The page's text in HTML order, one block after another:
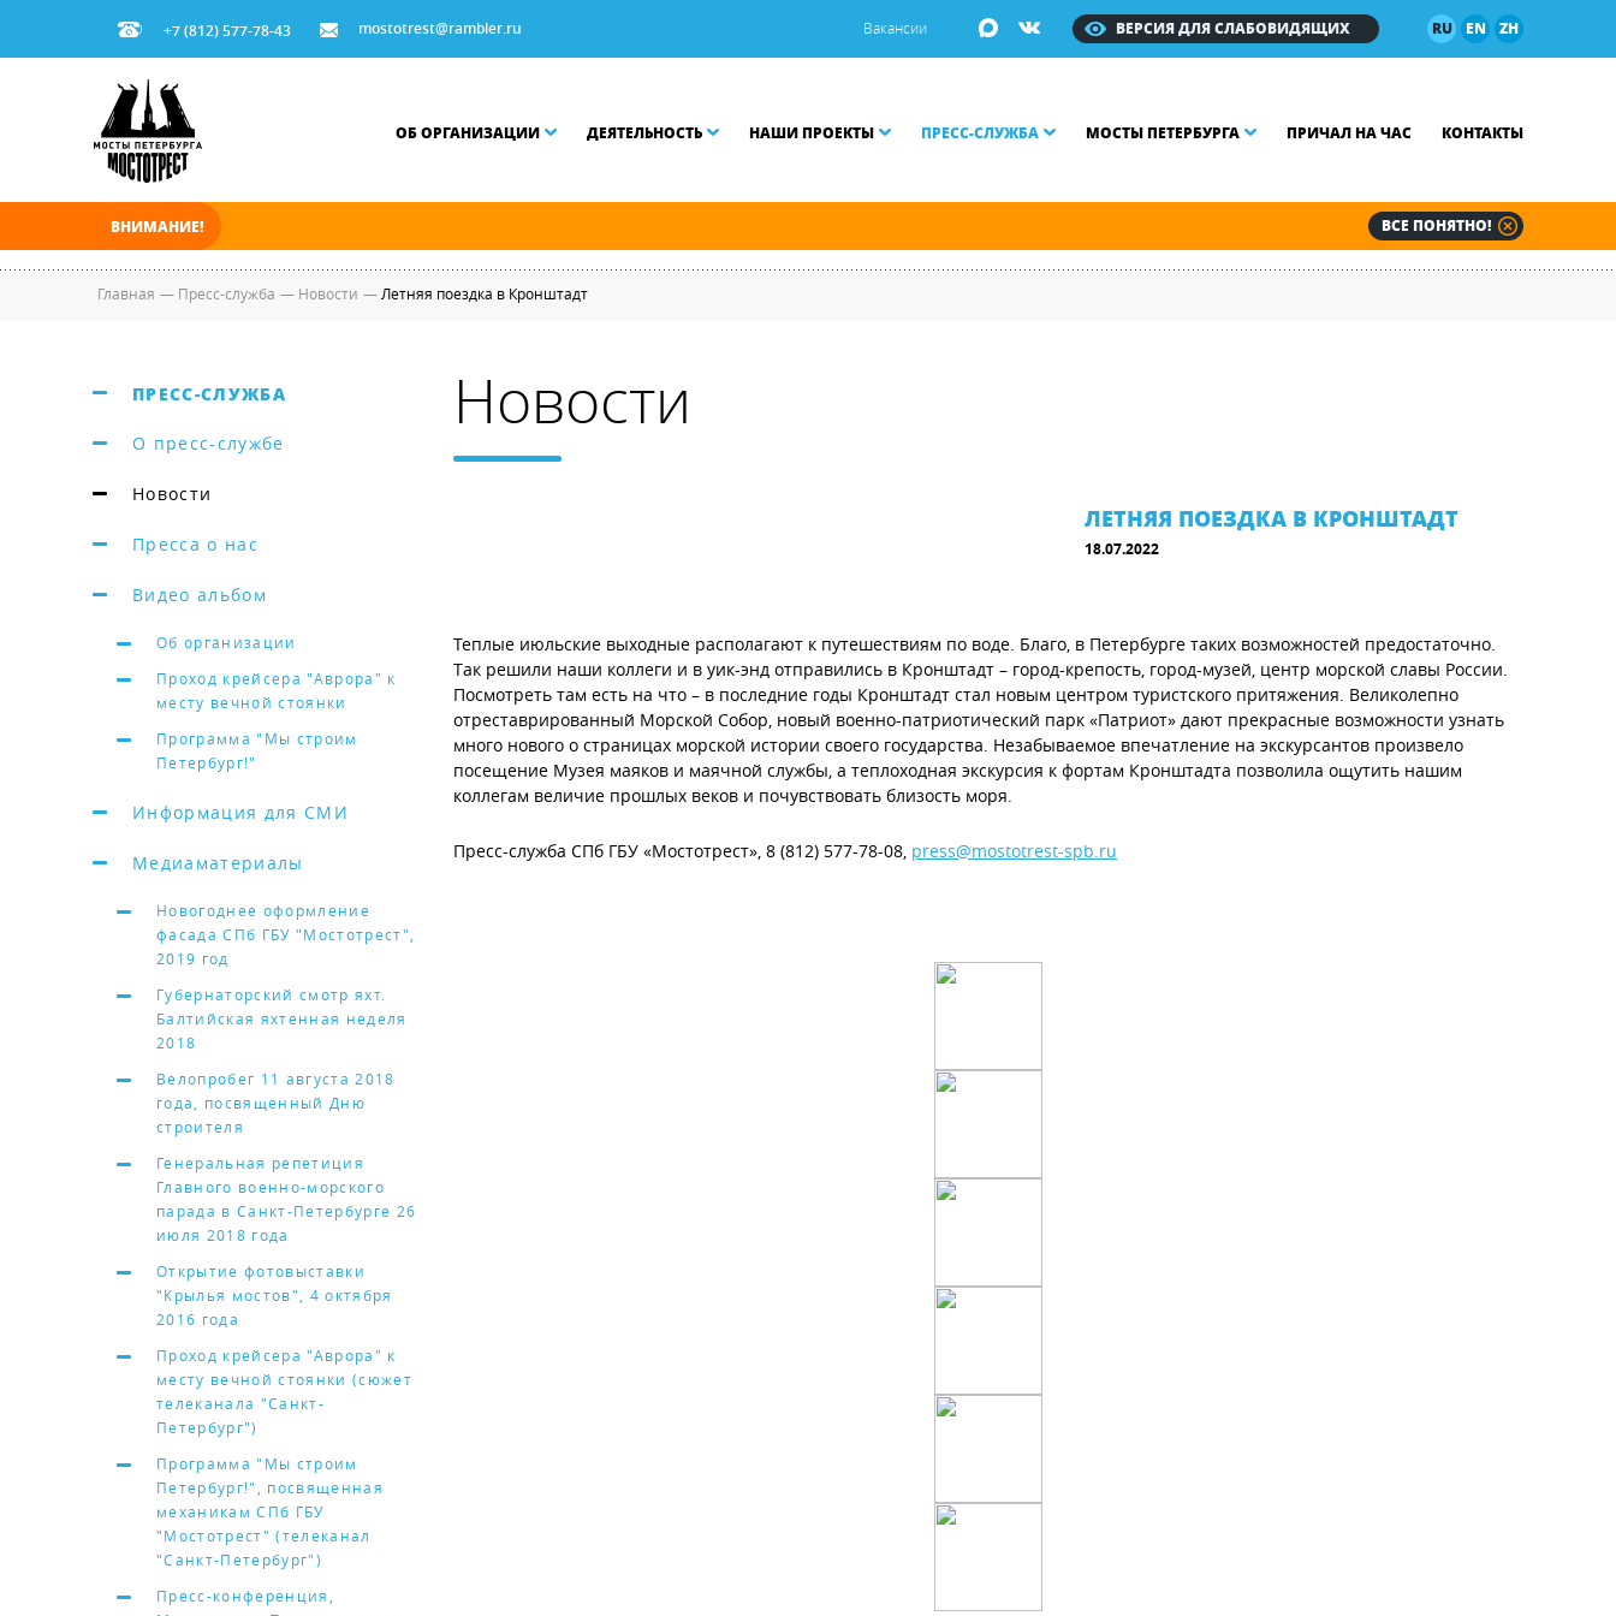
+7 (812) 577-78-43 mostotrest@rambler.ru RU EN ZH
ВЕРСИЯ ДЛЯ СЛАБОВИДЯЩИХ
Вакансии
ОБ ОРГАНИЗАЦИИ ДЕЯТЕЛЬНОСТЬ НАШИ ПРОЕКТЫ ПРЕСС-СЛУЖБА МОСТЫ ПЕТЕРБУРГА ПРИЧАЛ НА ЧАС КОНТАКТЫ
ВНИМАНИЕ! ВСЕ ПОНЯТНО!
Главная — Пресс-служба — Новости — Летняя поездка в Кронштадт
ПРЕСС-СЛУЖБА
О пресс-службе
Новости
Пресса о нас
Видео альбом
Об организации
Проход крейсера "Аврора" к
месту вечной стоянки
Программа "Мы строим
Петербург!"
Информация для СМИ
Медиаматериалы
Новогоднее оформление
фасада СПб ГБУ "Мостотрест",
2019 год
Губернаторский смотр яхт.
Балтийская яхтенная неделя
2018
Велопробег 11 августа 2018
года, посвященный Дню
строителя
Генеральная репетиция
Главного военно-морского
парада в Санкт-Петербурге 26
июля 2018 года
Открытие фотовыставки
"Крылья мостов", 4 октября
2016 года
Проход крейсера "Аврора" к
месту вечной стоянки (сюжет
телеканала "Санкт-
Петербург")
Программа "Мы строим
Петербург!", посвященная
механикам СПб ГБУ
"Мостотрест" (телеканал
"Санкт-Петербург")
Пресс-конференция,
Новости
ЛЕТНЯЯ ПОЕЗДКА В КРОНШТАДТ
18.07.2022
Теплые июльские выходные располагают к путешествиям по воде. Благо, в Петербурге таких возможностей предостаточно.
Так решили наши коллеги и в уик-энд отправились в Кронштадт – город-крепость, город-музей, центр морской славы России.
Посмотреть там есть на что – в последние годы Кронштадт стал новым центром туристского притяжения. Великолепно
отреставрированный Морской Собор, новый военно-патриотический парк «Патриот» дают прекрасные возможности узнать
много нового о страницах морской истории своего государства. Незабываемое впечатление на экскурсантов произвело
посещение Музея маяков и маячной службы, а теплоходная экскурсия к фортам Кронштадта позволила ощутить нашим
коллегам величие прошлых веков и почувствовать близость моря.
Пресс-служба СПб ГБУ «Мостотрест», 8 (812) 577-78-08, press@mostotrest-spb.ru